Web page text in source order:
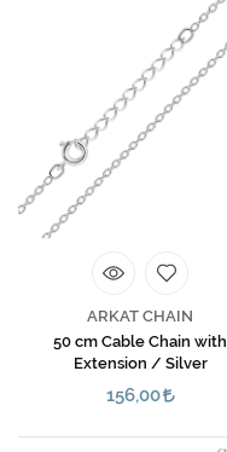
ARKAT CHAIN
50 cm Cable Chain with
Extension / Silver
156,00